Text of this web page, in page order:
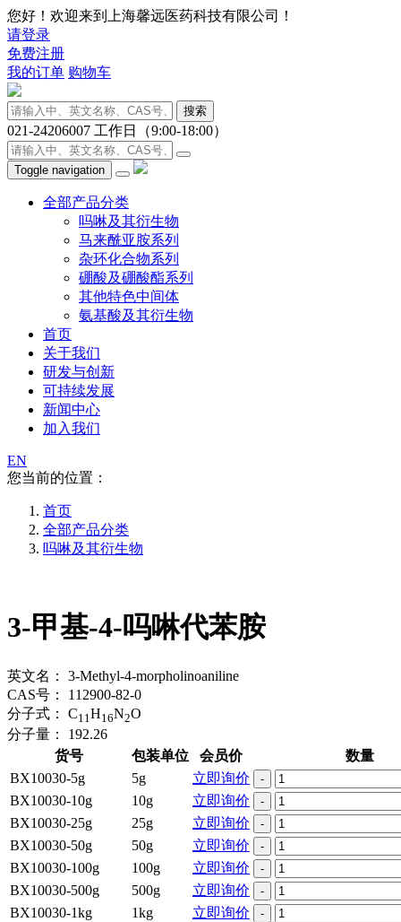
您好！欢迎来到上海馨远医药科技有限公司！
请登录
免费注册
我的订单 购物车
搜索
021-24206007 工作日（9:00-18:00）
Toggle navigation
全部产品分类
吗啉及其衍生物
马来酰亚胺系列
杂环化合物系列
硼酸及硼酸酯系列
其他特色中间体
氨基酸及其衍生物
首页
关于我们
研发与创新
可持续发展
新闻中心
加入我们
EN
您当前的位置：
首页
全部产品分类
吗啉及其衍生物
3-甲基-4-吗啉代苯胺
英文名：
3-Methyl-4-morpholinoaniline
CAS号：
112900-82-0
分子式：
C11H16N2O
分子量：
192.26
货号
包装单位 会员价 数量
BX10030-5g
5g 立即询价 -
BX10030-10g 10g 立即询价 -
BX10030-25g 25g 立即询价 -
BX10030-50g 50g 立即询价 -
BX10030-100g 100g 立即询价 -
BX10030-500g 500g 立即询价 -
BX10030-1kg 1kg 立即询价 -